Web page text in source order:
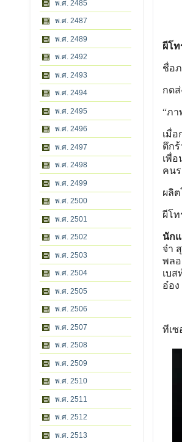
พ.ศ. 2485
พ.ศ. 2487
พ.ศ. 2489
พ.ศ. 2492
พ.ศ. 2493
พ.ศ. 2494
พ.ศ. 2495
พ.ศ. 2496
พ.ศ. 2497
พ.ศ. 2498
พ.ศ. 2499
พ.ศ. 2500
พ.ศ. 2501
พ.ศ. 2502
พ.ศ. 2503
พ.ศ. 2504
พ.ศ. 2505
พ.ศ. 2506
พ.ศ. 2507
พ.ศ. 2508
พ.ศ. 2509
พ.ศ. 2510
พ.ศ. 2511
พ.ศ. 2512
พ.ศ. 2513
ผีโ
ชื่อ
กดส่
“ภา
เมื่อ
ตึก
เพื่
คน
ผลิ
ผีโท
นัก
จ๋า
พล
เบ
อ๋อ
ทีเซ